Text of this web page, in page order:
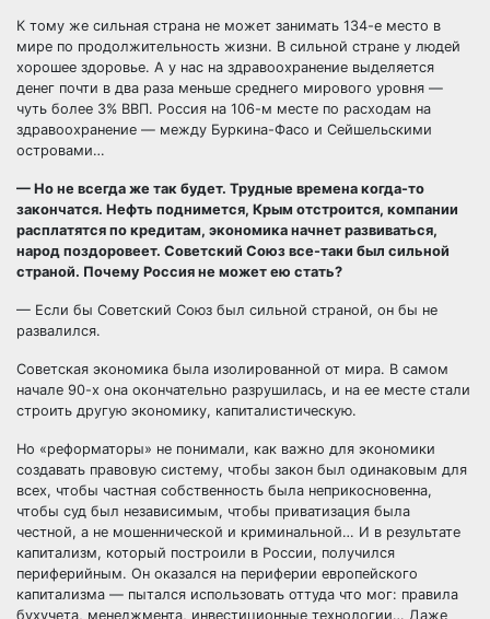
К тому же сильная страна не может занимать 134-е место в
мире по продолжительность жизни. В сильной стране у людей
хорошее здоровье. А у нас на здравоохранение выделяется
денег почти в два раза меньше среднего мирового уровня —
чуть более 3% ВВП. Россия на 106-м месте по расходам на
здравоохранение — между Буркина-Фасо и Сейшельскими
островами…
— Но не всегда же так будет. Трудные времена когда-то
закончатся. Нефть поднимется, Крым отстроится, компании
расплатятся по кредитам, экономика начнет развиваться,
народ поздоровеет. Советский Союз все-таки был сильной
страной. Почему Россия не может ею стать?
— Если бы Советский Союз был сильной страной, он бы не
развалился.
Советская экономика была изолированной от мира. В самом
начале 90-х она окончательно разрушилась, и на ее месте стали
строить другую экономику, капиталистическую.
Но «реформаторы» не понимали, как важно для экономики
создавать правовую систему, чтобы закон был одинаковым для
всех, чтобы частная собственность была неприкосновенна,
чтобы суд был независимым, чтобы приватизация была
честной, а не мошеннической и криминальной… И в результате
капитализм, который построили в России, получился
периферийным. Он оказался на периферии европейского
капитализма — пытался использовать оттуда что мог: правила
бухучета, менеджмента, инвестиционные технологии… Даже